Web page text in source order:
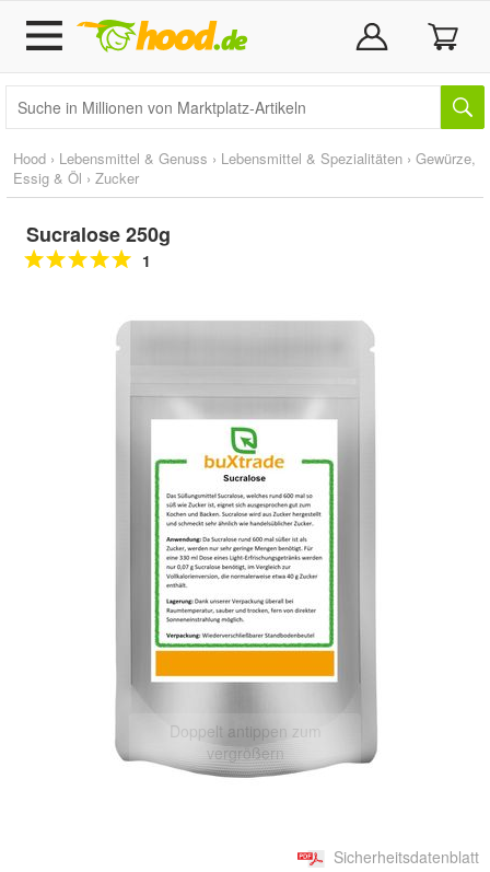
Hood › Lebensmittel & Genuss › Lebensmittel & Spezialitäten › Gewürze,
Essig & Öl › Zucker
Sucralose 250g
1
Doppelt antippen zum
vergrößern
Sicherheitsdatenblatt